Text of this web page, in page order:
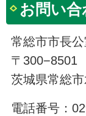
お問い合
常総市市長
〒300−8501
茨城県常総
電話番号：